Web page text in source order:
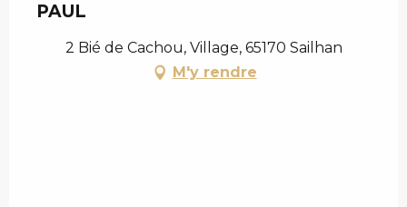
PAUL
2 Bié de Cachou, Village, 65170 Sailhan
M'y rendre